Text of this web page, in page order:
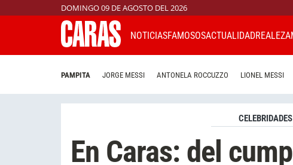
DOMINGO 09 DE AGOSTO DEL 2026
NOTICIASFAMOSOSACTUALIDADREALEZA
PAMPITA JORGE MESSI ANTONELA ROCCUZZO LIONEL MESSI
CELEBRIDADES
En Caras: del